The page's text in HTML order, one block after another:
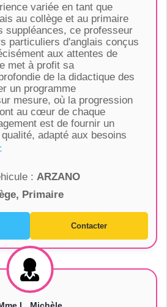
variée en tant que
au collège et au primaire
suppléances, ce professeur
particuliers d'anglais conçus
aux attentes de
met à profit sa
de la didactique des
un programme
mesure, où la progression
au cœur de chaque
est de fournir un
adapté aux besoins
: ARZANO
Primaire
Contacter
L. Michèle